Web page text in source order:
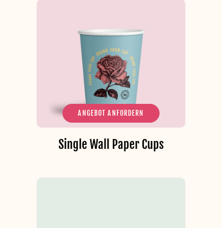
ANGEBOT ANFORDERN
Single Wall Paper Cups